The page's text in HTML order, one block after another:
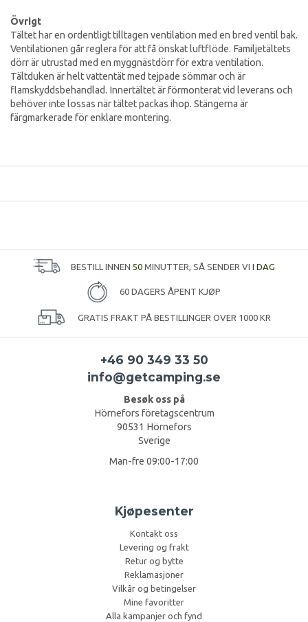
Övrigt
Tältet har en ordentligt tilltagen ventilation med en bred ventil bak.
Ventilationen går reglera för att få önskat luftflöde. Familjetältets
dörr är utrustad med en myggnästdörr för extra ventilation.
Tältduken är helt vattentät med tejpade sömmar och är
flamskyddsbehandlad. Innertältet är förmonterat vid leverans och
behöver inte lossas när tältet packas ihop. Stängerna är
färgmarkerade för enklare montering.
BESTILL INNEN 50 MINUTTER, SÅ SENDER VI I DAG
60 DAGERS ÅPENT KJØP
GRATIS FRAKT PÅ BESTILLINGER OVER 1000 KR
+46 90 349 33 50
info@getcamping.se
Besøk oss på
Hörnefors företagscentrum
90531 Hörnefors
Sverige
Man-fre 09:00-17:00
Kjøpesenter
Kontakt oss
Levering og frakt
Retur og bytte
Reklamasjoner
Vilkår og betingelser
Mine favoritter
Alla kampanjer och fynd